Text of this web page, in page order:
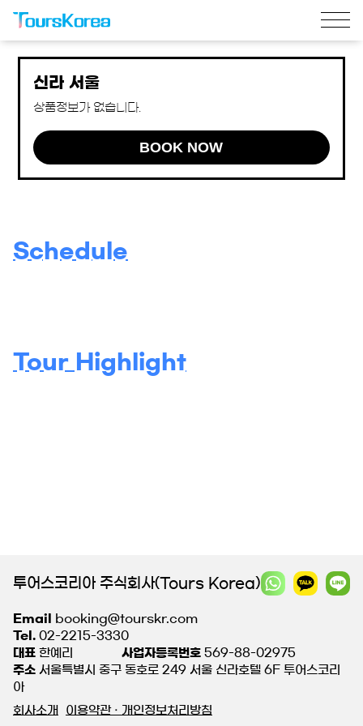
신라 서울
상품정보가 없습니다.
BOOK NOW
Schedule
Tour Highlight
투어스코리아 주식회사(Tours Korea)
Email
booking@tourskr.com
Tel. 02-2215-3330
대표 한예리 사업자등록번호 569-88-02975
주소 서울특별시 중구 동호로 249 서울 신라호텔 6F 투어스코리
아
회사소개
이용약관 · 개인정보처리방침